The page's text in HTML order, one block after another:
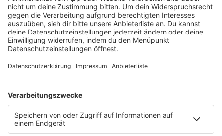
barba radio
Lagerfeuer
Füße hoch
Schmusekatze
Song Contest
Mädelsabend
Ich hasse Sport
Sonntag Morgen
Strandbar
Putzfimmel